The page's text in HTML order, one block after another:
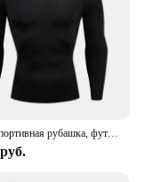
Новая спортивная рубашка, футболка для фитнеса, майка, мужская облегающая спортивная одежда для бега, быстросохнущий эластичный топ, спортивный топ с длинными рукавами